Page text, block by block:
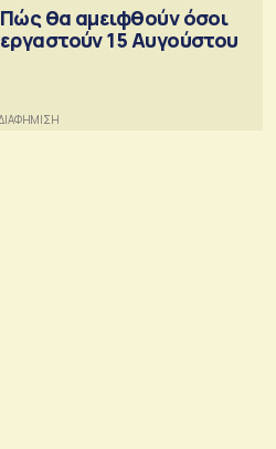
Πώς θα αμειφθούν όσοι
εργαστούν 15 Αυγούστου